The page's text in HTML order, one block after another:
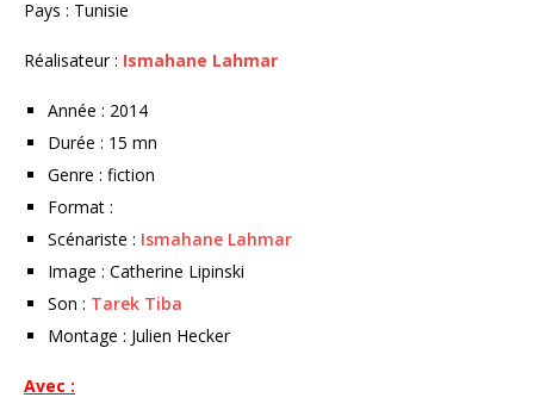
Pays : Tunisie
Réalisateur : Ismahane Lahmar
Année : 2014
Durée : 15 mn
Genre : fiction
Format :
Scénariste : Ismahane Lahmar
Image : Catherine Lipinski
Son : Tarek Tiba
Montage : Julien Hecker
Avec :